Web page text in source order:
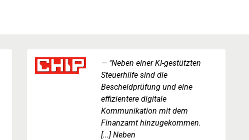
"Neben einer KI-gestützten
Steuerhilfe sind die
Bescheidprüfung und eine
effizientere digitale
Kommunikation mit dem
Finanzamt hinzugekommen.
[...] Neben